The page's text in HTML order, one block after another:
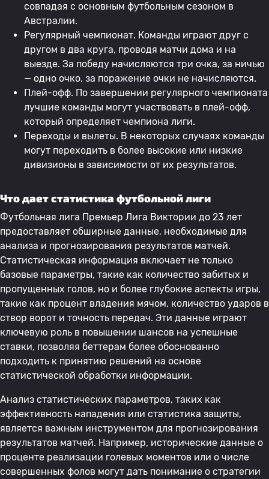
совпадая с основным футбольным сезоном в
Австралии.
Регулярный чемпионат. Команды играют друг с
другом в два круга, проводя матчи дома и на
выезде. За победу начисляются три очка, за ничью
— одно очко, за поражение очки не начисляются.
Плей-офф. По завершении регулярного чемпионата
лучшие команды могут участвовать в плей-офф,
который определяет чемпиона лиги.
Переходы и вылеты. В некоторых случаях команды
могут переходить в более высокие или низкие
дивизионы в зависимости от их результатов.
Что дает статистика футбольной лиги
Футбольная лига Премьер Лига Виктории до 23 лет
предоставляет обширные данные, необходимые для
анализа и прогнозирования результатов матчей.
Статистическая информация включает не только
базовые параметры, такие как количество забитых и
пропущенных голов, но и более глубокие аспекты игры,
такие как процент владения мячом, количество ударов в
створ ворот и точность передач. Эти данные играют
ключевую роль в повышении шансов на успешные
ставки, позволяя беттерам более обоснованно
подходить к принятию решений на основе
статистической обработки информации.
Анализ статистических параметров, таких как
эффективность нападения или статистика защиты,
является важным инструментом для прогнозирования
результатов матчей. Например, исторические данные о
проценте реализации голевых моментов или о числе
совершенных фолов могут дать понимание о стратегии